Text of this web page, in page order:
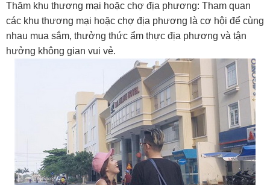
Thăm khu thương mại hoặc chợ địa phương: Tham quan
các khu thương mại hoặc chợ địa phương là cơ hội để cùng
nhau mua sắm, thưởng thức ẩm thực địa phương và tận
hưởng không gian vui vẻ.